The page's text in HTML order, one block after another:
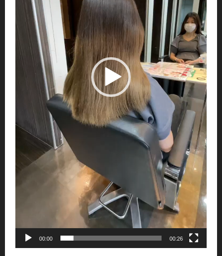
00:00 00:26